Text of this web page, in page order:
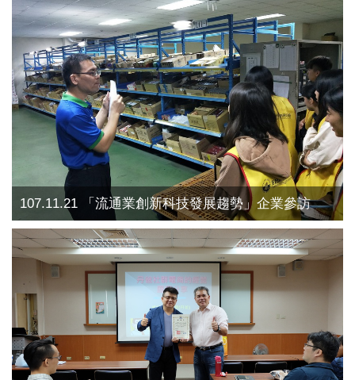
107.11.21 「流通業創新科技發展趨勢」企業參訪